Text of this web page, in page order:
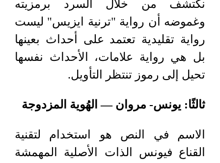
نكتشف من خلال السرد برمزيته
وغموضه أن رواية "ترنية ايزيس" ليست
رواية تقليدية تعتمد على أحداث بعينها
بل هي رواية علامات، الأحداث نفسها
تحيل إلى رموز تنتظر التأويل.
ثالثًا: يونس- مروان — الهُوية المزدوجة
الاسم في النص هو استخدام لتقنية
القناع فيونس الذات الأصلية المهمشة